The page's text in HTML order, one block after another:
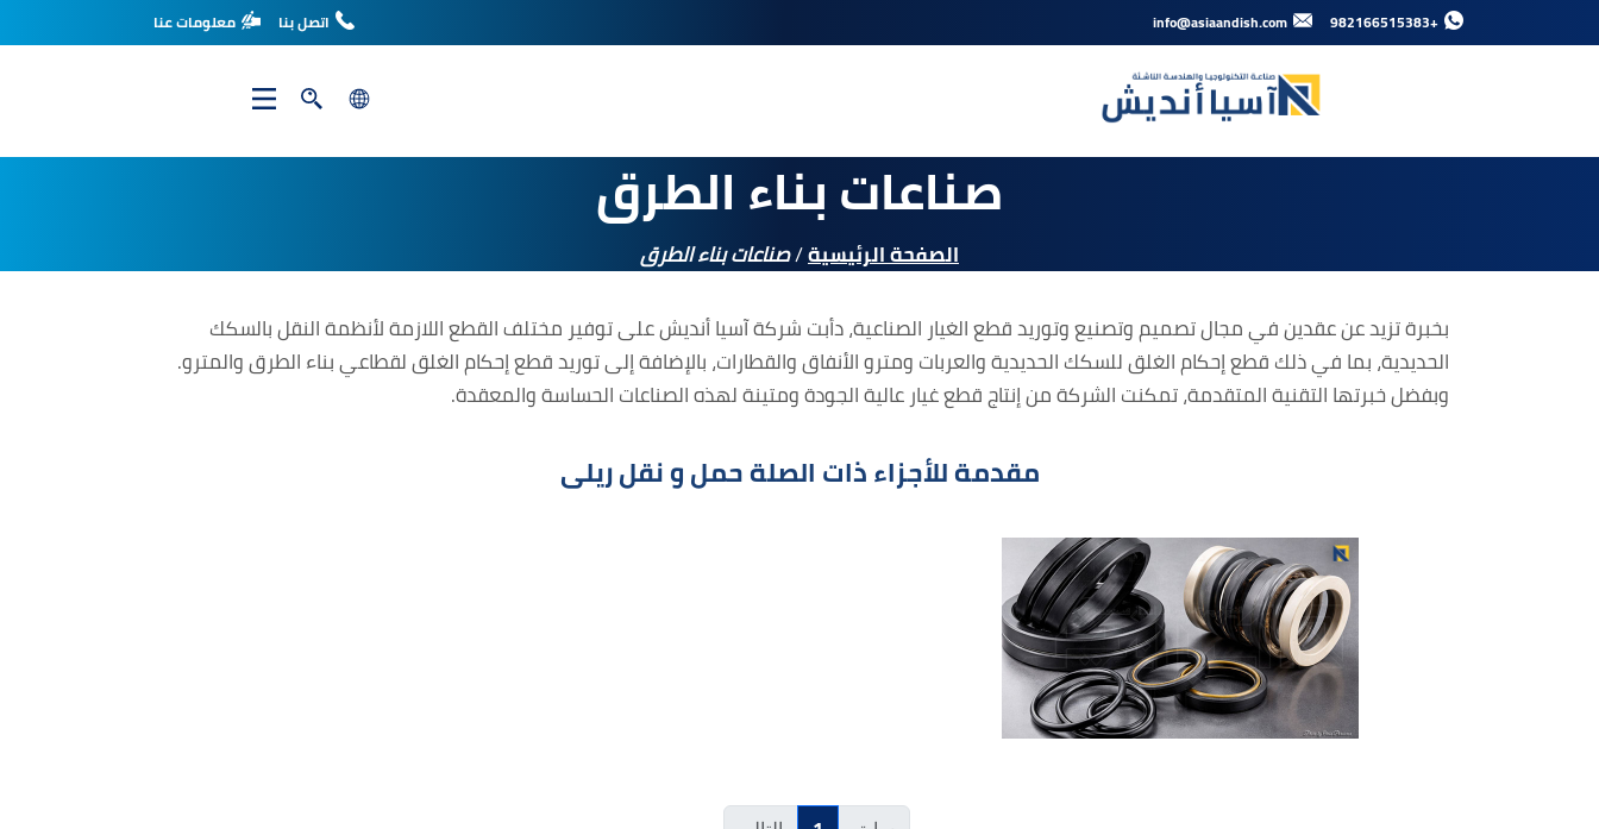
+982166515383
info@asiaandish.com اتصل بنا معلومات عنا
فارسی
English
Türkiye
search
صناعات بناء الطرق
الصفحة الرئيسية/صناعات بناء الطرق
بخبرة تزيد عن عقدين في مجال تصميم وتصنيع وتوريد قطع الغيار الصناعية، دأبت شركة آسيا أنديش على توفير مختلف القطع اللازمة لأنظمة النقل بالسكك
الحديدية، بما في ذلك قطع إحكام الغلق للسكك الحديدية والعربات ومترو الأنفاق والقطارات، بالإضافة إلى توريد قطع إحكام الغلق لقطاعي بناء الطرق والمترو.
وبفضل خبرتها التقنية المتقدمة، تمكنت الشركة من إنتاج قطع غيار عالية الجودة ومتينة لهذه الصناعات الحساسة والمعقدة.
مقدمة للأجزاء ذات الصلة حمل و نقل ریلی